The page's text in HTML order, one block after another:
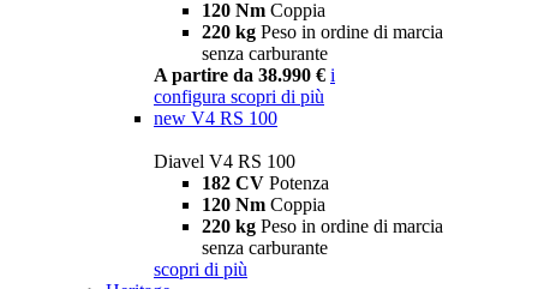
120 Nm Coppia
220 kg Peso in ordine di marcia
senza carburante
A partire da 38.990 € i
configura scopri di più
new V4 RS 100
Diavel V4 RS 100
182 CV Potenza
120 Nm Coppia
220 kg Peso in ordine di marcia
senza carburante
scopri di più